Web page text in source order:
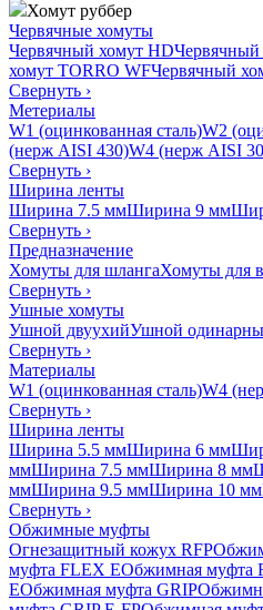
Хомут руббер
Червячные хомуты
Червячный хомут HDЧервячный
хомут TORRO WFЧервячный
Свернуть ›
Метериалы
W1 (оцинкованная сталь)W2
(нерж AISI 430)W4 (нерж AISI
Свернуть ›
Ширина ленты
Ширина 7.5 ммШирина 9 мм
Свернуть ›
Предназначение
Хомуты для шлангаХомуты для
Свернуть ›
Ушные хомуты
Ушной двуухийУшной
Свернуть ›
Материалы
W1 (оцинкованная сталь)W4
Свернуть ›
Ширина ленты
Ширина 5.5 ммШирина 6 мм
ммШирина 7.5 ммШирина 8 мм
ммШирина 9.5 ммШирина 10 мм
Свернуть ›
Обжимные муфты
Огнезащитный кожух RFP
муфта FLEX EОбжимная муфта
EОбжимная муфта GRIP